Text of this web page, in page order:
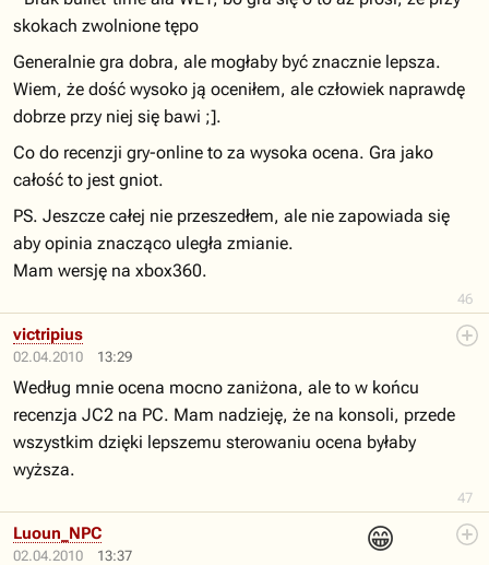
46
skokach zwolnione tępo
Generalnie gra dobra, ale mogłaby być znacznie lepsza.
Wiem, że dość wysoko ją oceniłem, ale człowiek naprawdę
dobrze przy niej się bawi ;].
Co do recenzji gry-online to za wysoka ocena. Gra jako
całość to jest gniot.
PS. Jeszcze całej nie przeszedłem, ale nie zapowiada się
aby opinia znacząco uległa zmianie.
Mam wersję na xbox360.
02.04.2010 13:29
47
victripius
Według mnie ocena mocno zaniżona, ale to w końcu
recenzja JC2 na PC. Mam nadzieję, że na konsoli, przede
wszystkim dzięki lepszemu sterowaniu ocena byłaby
wyższa.
02.04.2010 13:37
😁
Luoun_NPC